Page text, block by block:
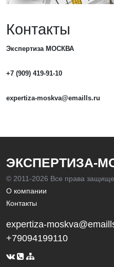
Контакты
Экспертиза МОСКВА
+7 (909) 419-91-10
expertiza-moskva@emaills.ru
ЭКСПЕРТИЗА-
© 2011-2026 Все права
О компании
Контакты
expertiza-
+79094199110